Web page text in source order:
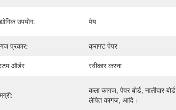
उपयोग: पेय
प्रकार: क्राफ्ट पेपर
ऑर्डर: स्वीकार करना
कला कागज, पेपर बोर्ड, नालीदार बोर्ड,
लेपित कागज, आदि।